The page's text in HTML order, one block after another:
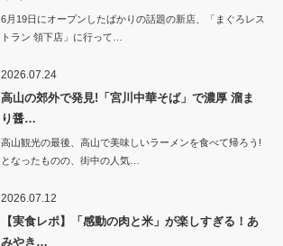
6月19日にオープンしたばかりの話題の新店、「まぐろレス
トラン 領下店」に行って…
2026.07.24
高山の郊外で発見!「宮川中華そば」で濃厚 溜ま
り醤…
高山観光の最後、高山で美味しいラーメンを食べて帰ろう!
となったものの、街中の人気…
2026.07.12
【実食レポ】「感動の肉と米」が楽しすぎる！あ
みやき…